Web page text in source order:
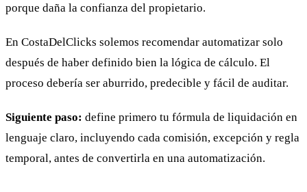
porque daña la confianza del propietario.
En CostaDelClicks solemos recomendar automatizar solo
después de haber definido bien la lógica de cálculo. El
proceso debería ser aburrido, predecible y fácil de auditar.
Siguiente paso: define primero tu fórmula de liquidación en
lenguaje claro, incluyendo cada comisión, excepción y regla
temporal, antes de convertirla en una automatización.